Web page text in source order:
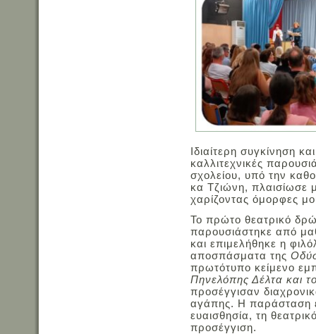
Ιδιαίτερη συγκίνηση
καλλιτεχνικές
σχολείου, υπό την
κα Τζιώνη, πλαισίωσε
χαρίζοντας όμορφες
Το πρώτο θεατρικό
παρουσιάστηκε από
και επιμελήθηκε η
αποσπάσματα της
πρωτότυπο κείμενο
Πηνελόπης Δέλτα και
προσέγγισαν
αγάπης. Η παράσταση
ευαισθησία, τη
προσέγγιση.